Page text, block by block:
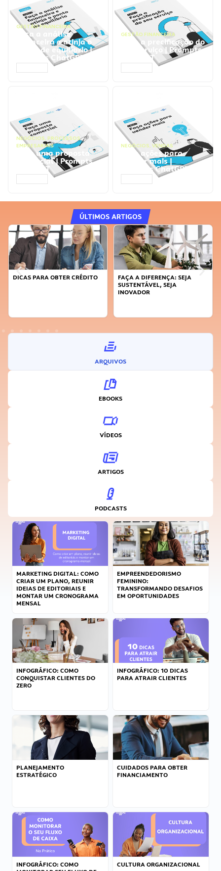
GESTÃO FINANCEIRA
Faça a análise
financeira e atinja o
ponto de equilíbrio |
Prompts ChatGPT
GESTÃO FINANCEIRA
Faça a precificação do
seu serviço | Prompts
ChatGPT
NEGÓCIOS, PROCESSOS
EMPRESARIAIS
Faça uma proposta
comercial | Prompts
ChatGPT
NEGÓCIOS, VENDAS
Faça ações para
vender mais |
Prompts ChatGPT
ÚLTIMOS ARTIGOS
DICAS PARA OBTER CRÉDITO
FAÇA A DIFERENÇA: SEJA
SUSTENTÁVEL, SEJA
INOVADOR
ARQUIVOS
EBOOKS
VÍDEOS
ARTIGOS
PODCASTS
MARKETING DIGITAL: COMO
CRIAR UM PLANO, REUNIR
IDEIAS DE EDITORIAIS E
MONTAR UM CRONOGRAMA
MENSAL
EMPREENDEDORISMO
FEMININO:
TRANSFORMANDO DESAFIOS
EM OPORTUNIDADES
INFOGRÁFICO: COMO
CONQUISTAR CLIENTES DO
ZERO
INFOGRÁFICO: 10 DICAS
PARA ATRAIR CLIENTES
PLANEJAMENTO
ESTRATÉGICO
CUIDADOS PARA OBTER
FINANCIAMENTO
INFOGRÁFICO: COMO
CULTURA ORGANIZACIONAL